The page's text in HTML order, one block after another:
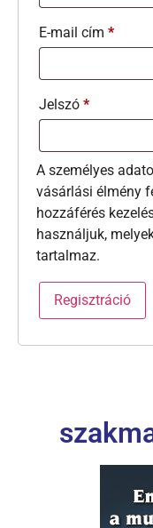
E-mail cím *
Jelszó *
A személyes
vásárlási élmény
hozzáférés
használjuk,
tartalmaz.
Regisztráció